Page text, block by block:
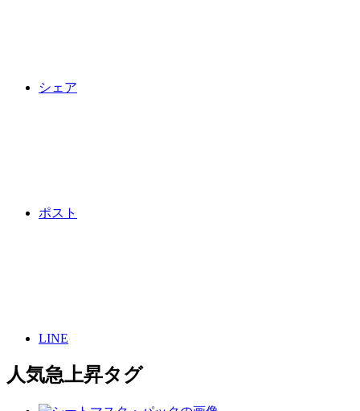
シェア
ポスト
LINE
人気急上昇タグ